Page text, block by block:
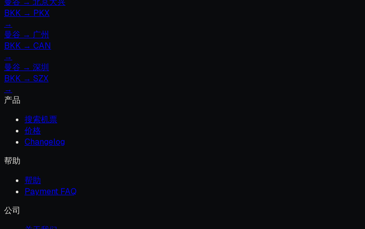
BKK → PKX
→
曼谷 → 广州
BKK → CAN
→
曼谷 → 深圳
BKK → SZX
→
产品
搜索机票
价格
Changelog
帮助
帮助
Payment FAQ
公司